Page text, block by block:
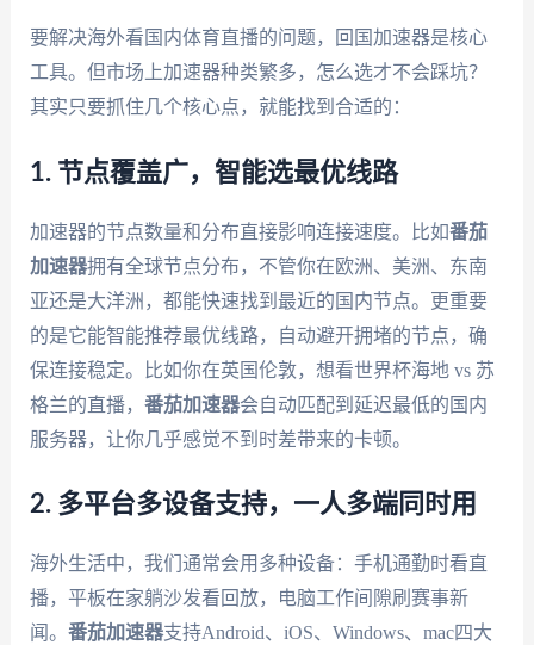
要解决海外看国内体育直播的问题，回国加速器是核心
工具。但市场上加速器种类繁多，怎么选才不会踩坑？
其实只要抓住几个核心点，就能找到合适的：
1. 节点覆盖广，智能选最优线路
加速器的节点数量和分布直接影响连接速度。比如番茄
加速器拥有全球节点分布，不管你在欧洲、美洲、东南
亚还是大洋洲，都能快速找到最近的国内节点。更重要
的是它能智能推荐最优线路，自动避开拥堵的节点，确
保连接稳定。比如你在英国伦敦，想看世界杯海地 vs 苏
格兰的直播， 番茄加速器会自动匹配到延迟最低的国内
服务器，让你几乎感觉不到时差带来的卡顿。
2. 多平台多设备支持，一人多端同时用
海外生活中，我们通常会用多种设备：手机通勤时看直
播，平板在家躺沙发看回放，电脑工作间隙刷赛事新
闻。 番茄加速器支持Android、iOS、Windows、mac四大